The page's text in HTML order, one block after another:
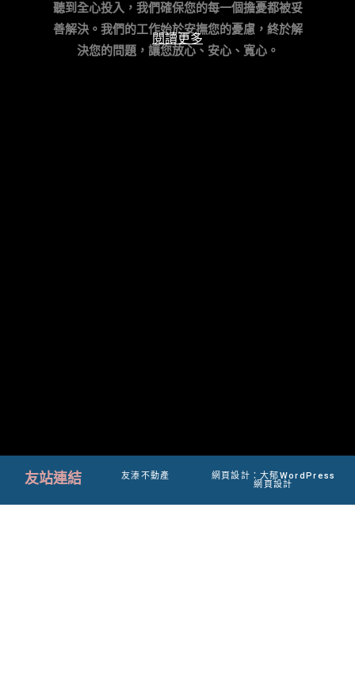
聽到全心投入，我們確保您的每一個擔憂都被妥
善解決。我們的工作始於安撫您的憂慮，終於解
決您的問題，讓您放心、安心、寬心。
閱讀更多
友站連結 友溙不動產
網頁設計：大郁WordPress
網頁設計